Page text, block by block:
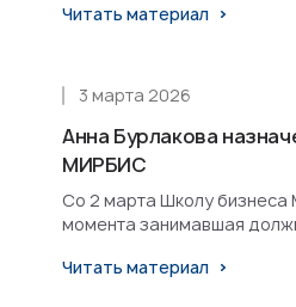
Читать материал
Анна Бурлакова
МИРБИС
3 марта 2026
Со 2 марта Школу бизнеса
момента занимавшая
Читать материал